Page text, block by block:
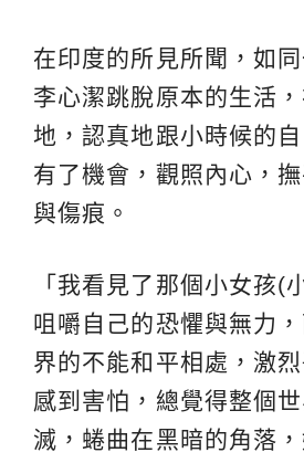
在印度的所見所聞，如
李心潔跳脫原本的生活
地，認真地跟小時候的
有了機會，觀照內心，
與傷痕。
「我看見了那個小女孩(
咀嚼自己的恐懼與無力
界的不能和平相處，激
感到害怕，總覺得整個
滅，蜷曲在黑暗的角落